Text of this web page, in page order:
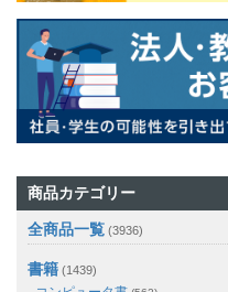
商品カテゴリー
全商品一覧 (3936)
書籍 (1439)